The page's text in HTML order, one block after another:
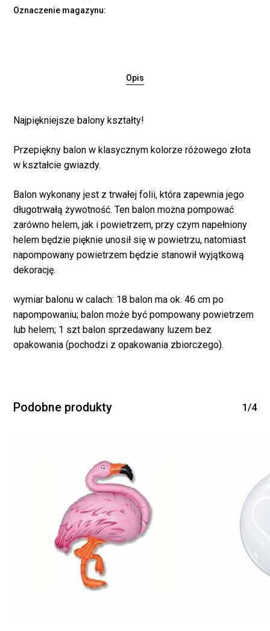
Brak produktów w
koszyku.
Oznaczenie magazynu:
Opis
Najpiękniejsze balony kształty!
Przepiękny balon w klasycznym kolorze różowego złota
w kształcie gwiazdy.
Balon wykonany jest z trwałej folii, która zapewnia jego
długotrwałą żywotność. Ten balon można pompować
zarówno helem, jak i powietrzem, przy czym napełniony
helem będzie pięknie unosił się w powietrzu, natomiast
napompowany powietrzem będzie stanowił wyjątkową
dekorację.
wymiar balonu w calach: 18 balon ma ok. 46 cm po
napompowaniu; balon może być pompowany powietrzem
lub helem; 1 szt balon sprzedawany luzem bez
opakowania (pochodzi z opakowania zbiorczego).
Podobne produkty 1/4